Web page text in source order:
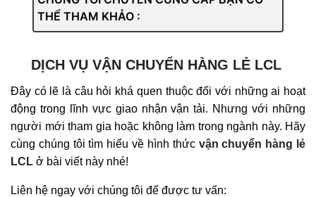
THỂ THAM KHẢO :
DỊCH VỤ VẬN CHUYỂN HÀNG LẺ LCL
Đây có lẽ là câu hỏi khá quen thuộc đối với những ai hoạt
động trong lĩnh vực giao nhận vận tải. Nhưng với những
người mới tham gia hoặc không làm trong ngành này. Hãy
cùng chúng tôi tìm hiểu về hình thức vận chuyển hàng lẻ
LCL ở bài viết này nhé!
Liên hệ ngay với chúng tôi để được tư vấn: